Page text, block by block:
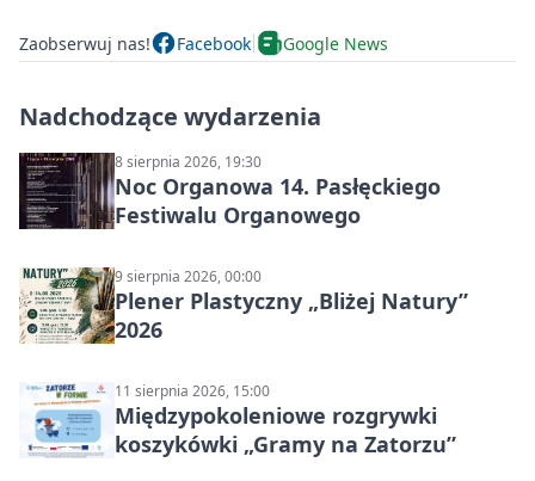
Zaobserwuj nas! Facebook Google News
Nadchodzące wydarzenia
8 sierpnia 2026, 19:30
Noc Organowa 14. Pasłęckiego
Festiwalu Organowego
9 sierpnia 2026, 00:00
Plener Plastyczny „Bliżej Natury”
2026
11 sierpnia 2026, 15:00
Międzypokoleniowe rozgrywki
koszykówki „Gramy na Zatorzu”